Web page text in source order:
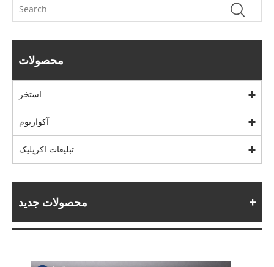
محصولات
استخر
آکواریوم
تبلیغات اکریلیک
محصولات جدید